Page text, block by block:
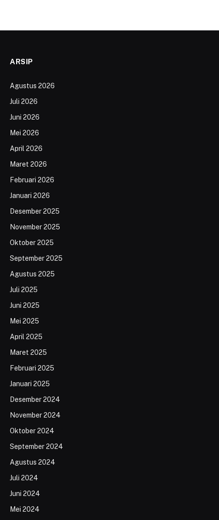
ARSIP
Agustus 2026
Juli 2026
Juni 2026
Mei 2026
April 2026
Maret 2026
Februari 2026
Januari 2026
Desember 2025
November 2025
Oktober 2025
September 2025
Agustus 2025
Juli 2025
Juni 2025
Mei 2025
April 2025
Maret 2025
Februari 2025
Januari 2025
Desember 2024
November 2024
Oktober 2024
September 2024
Agustus 2024
Juli 2024
Juni 2024
Mei 2024